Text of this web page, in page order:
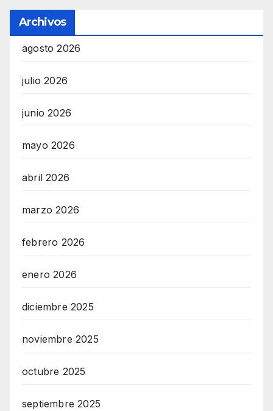
Archivos
agosto 2026
julio 2026
junio 2026
mayo 2026
abril 2026
marzo 2026
febrero 2026
enero 2026
diciembre 2025
noviembre 2025
octubre 2025
septiembre 2025